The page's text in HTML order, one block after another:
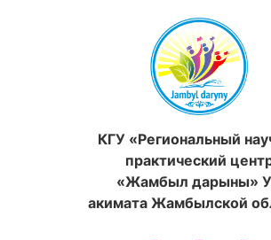
КГУ «Региональный
практический
«Жамбыл дарыны»
акимата Жамбылской